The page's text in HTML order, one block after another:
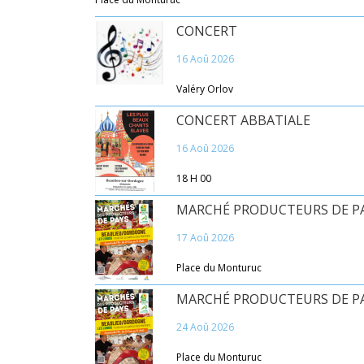
CONCERT
16 Aoû 2026
Valéry Orlov
CONCERT ABBATIALE
16 Aoû 2026
18 H 00
MARCHÉ PRODUCTEURS DE
17 Aoû 2026
Place du Monturuc
MARCHÉ PRODUCTEURS DE
24 Aoû 2026
Place du Monturuc